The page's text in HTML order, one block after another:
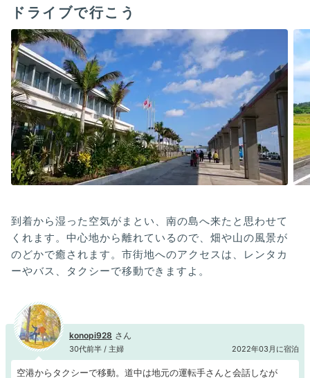
ドライブで行こう
到着から湿った空気がまとい、南の島へ来たと思わせて
くれます。中心地から離れているので、畑や山の風景が
のどかで癒されます。市街地へのアクセスは、レンタカ
ーやバス、タクシーで移動できますよ。
konopi928
30代前半 / 主婦 2022年03月に宿泊
空港からタクシーで移動。道中は地元の運転手さんと会話しなが